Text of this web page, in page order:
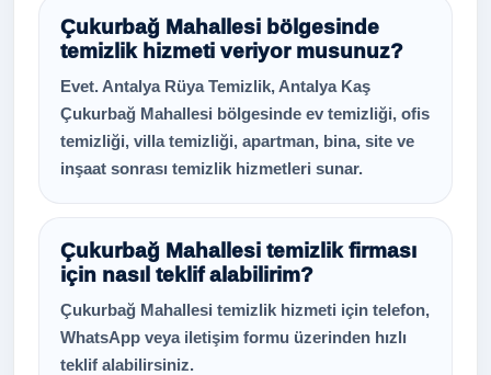
Çukurbağ Mahallesi bölgesinde
temizlik hizmeti veriyor musunuz?
Evet. Antalya Rüya Temizlik, Antalya Kaş
Çukurbağ Mahallesi bölgesinde ev temizliği, ofis
temizliği, villa temizliği, apartman, bina, site ve
inşaat sonrası temizlik hizmetleri sunar.
Çukurbağ Mahallesi temizlik firması
için nasıl teklif alabilirim?
Çukurbağ Mahallesi temizlik hizmeti için telefon,
WhatsApp veya iletişim formu üzerinden hızlı
teklif alabilirsiniz.